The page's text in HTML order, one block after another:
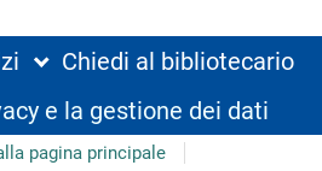
Chiedi al bibliotecario
e la gestione dei dati
pagina principale